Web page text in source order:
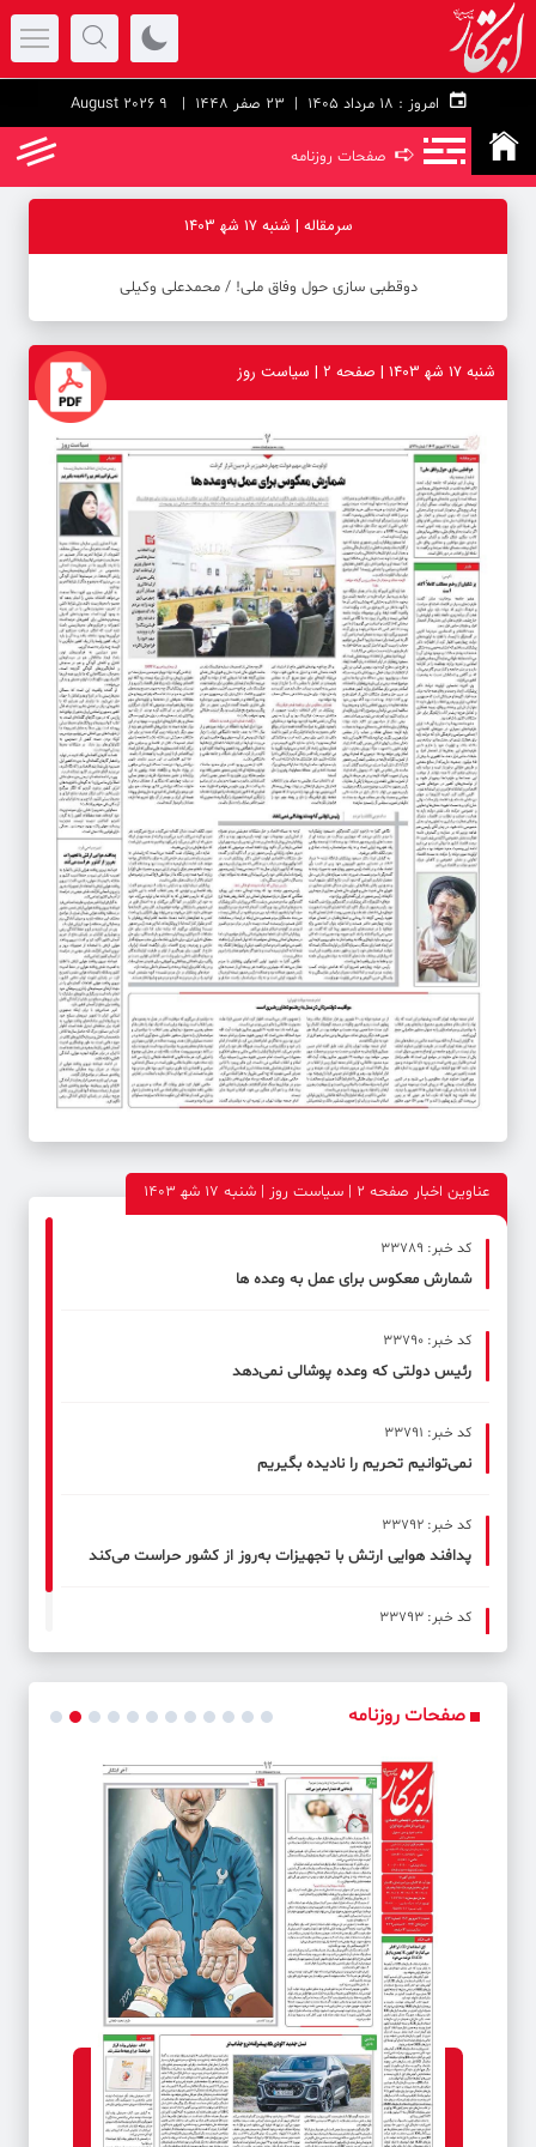
امروز : 23 صفر 1448 | 9 August 2026
➪ صفحات روزنامه
سرمقاله | شنبه 17 شه‍ 1403
دوقطبی‌ سازی حول وفاق ملی! / محمدعلی وکیلی
شنبه 17 شه‍ 1403 | صفحه ۲ | سیاست روز
عناوین اخبار صفحه ۲ | سیاست روز | شنبه 17 شه‍ 1403
کد خبر: 33789
شمارش معکوس برای عمل به وعده ها
کد خبر: 33790
رئیس دولتی که وعده پوشالی نمی‌دهد
کد خبر: 33791
نمی‌توانیم تحریم را نادیده بگیریم
کد خبر: 33792
پدافند هوایی ارتش با تجهیزات به‌روز از کشور حراست می‌کند
کد خبر: 33793
پزشکیان از وضع مملکت کاملاً آگاه است
صفحات روزنامه